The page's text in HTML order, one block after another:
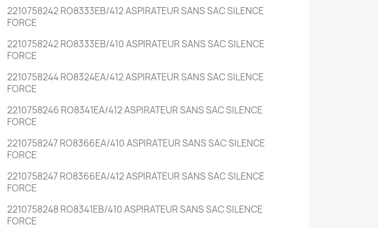
2210758242 RO8333EB/412 ASPIRATEUR SANS SAC SILENCE
FORCE
2210758242 RO8333EB/410 ASPIRATEUR SANS SAC SILENCE
FORCE
2210758244 RO8324EA/412 ASPIRATEUR SANS SAC SILENCE
FORCE
2210758246 RO8341EA/412 ASPIRATEUR SANS SAC SILENCE
FORCE
2210758247 RO8366EA/410 ASPIRATEUR SANS SAC SILENCE
FORCE
2210758247 RO8366EA/412 ASPIRATEUR SANS SAC SILENCE
FORCE
2210758248 RO8341EB/410 ASPIRATEUR SANS SAC SILENCE
FORCE